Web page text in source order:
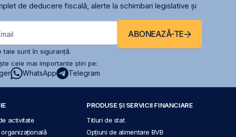
de deducere fiscală, alerte la schimbari legislative și
ABONEAZĂ-TE
tale sunt în siguranță.
cele mai importante știri pe:
WhatsApp Telegram
activitate
PRODUSE ȘI SERVICII FINANCIARE
Titluri de stat
Opțiuni de alimentare BVB